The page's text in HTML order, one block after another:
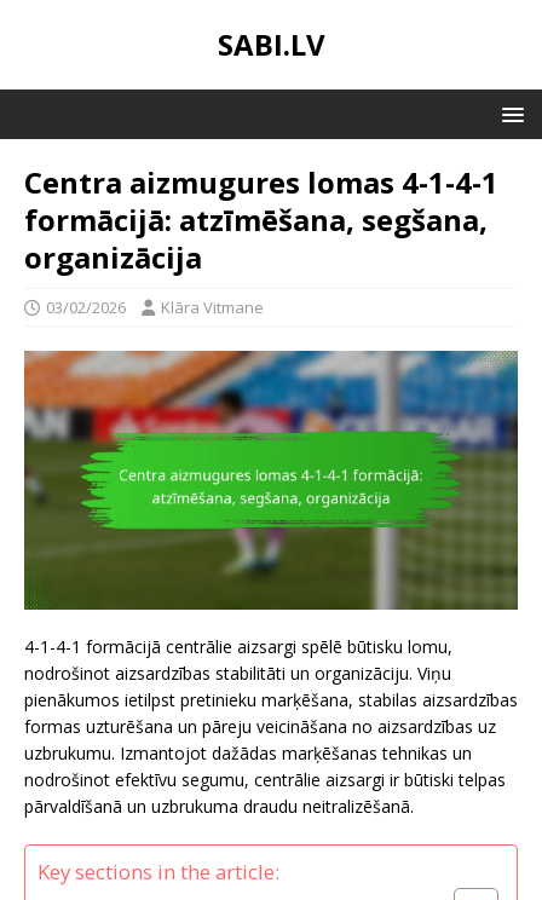
SABI.LV
Centra aizmugures lomas 4-1-4-1
formācijā: atzīmēšana, segšana,
organizācija
03/02/2026 Klāra Vitmane
4-1-4-1 formācijā centrālie aizsargi spēlē būtisku lomu,
nodrošinot aizsardzības stabilitāti un organizāciju. Viņu
pienākumos ietilpst pretinieku marķēšana, stabilas aizsardzības
formas uzturēšana un pāreju veicināšana no aizsardzības uz
uzbrukumu. Izmantojot dažādas marķēšanas tehnikas un
nodrošinot efektīvu segumu, centrālie aizsargi ir būtiski telpas
pārvaldīšanā un uzbrukuma draudu neitralizēšanā.
Key sections in the article: